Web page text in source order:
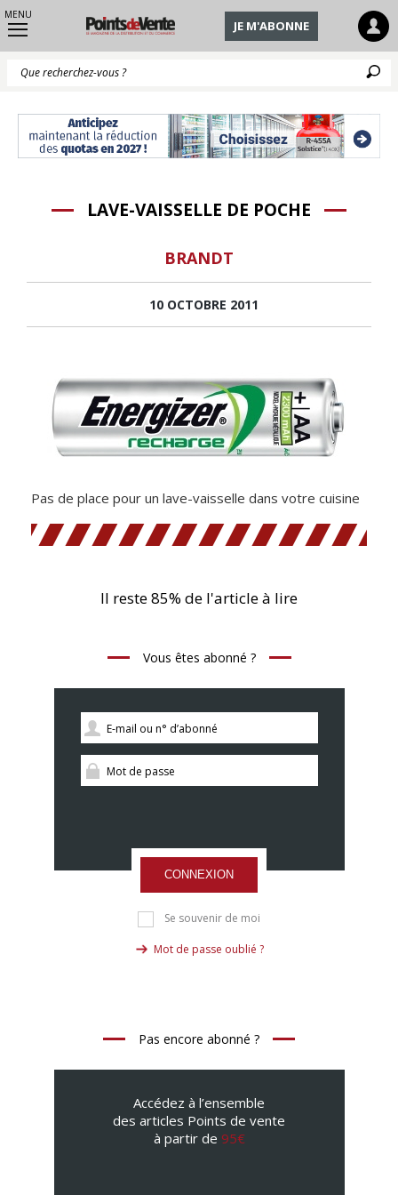
MENU
JE M'ABONNE
LAVE-VAISSELLE DE POCHE
BRANDT
10 OCTOBRE 2011
Pas de place pour un lave-vaisselle dans votre cuisine
Il reste 85% de l'article à lire
Vous êtes abonné ?
CONNEXION
Se souvenir de moi
Mot de passe oublié ?
Pas encore abonné ?
Accédez à l’ensemble
des articles Points de vente
à partir de 95€